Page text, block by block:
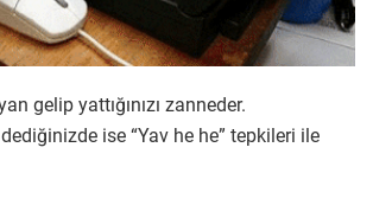
gelip yattığınızı zanneder.
dediğinizde ise “Yav he he” tepkileri ile